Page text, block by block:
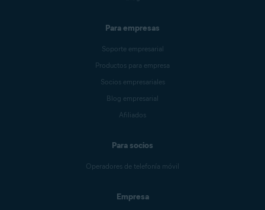
Para empresas
Soporte empresarial
Productos para empresa
Socios empresariales
Blog empresarial
Afiliados
Para socios
Operadores de telefonía móvil
Empresa